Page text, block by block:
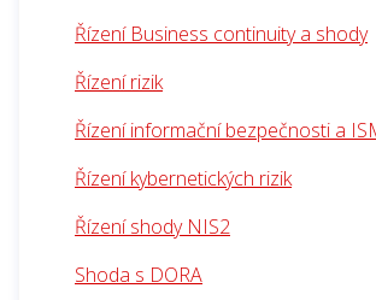
Řízení Business continuity a shody
Řízení rizik
Řízení informační bezpečnosti a
Řízení kybernetických rizik
Řízení shody NIS2
Shoda s DORA